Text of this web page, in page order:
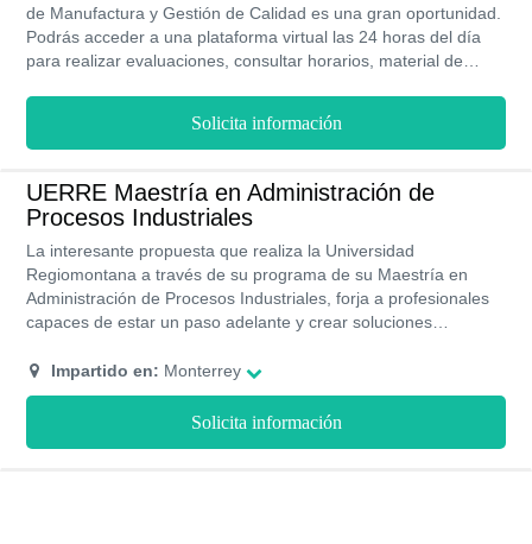
de Manufactura y Gestión de Calidad es una gran oportunidad.
Podrás acceder a una plataforma virtual las 24 horas del día
para realizar evaluaciones, consultar horarios, material de
tiempo. Los costos de estudiar una maestría en la UNITEC son
accesibles y cuentan con programas de becas de hasta un
Solicita información
UERRE Maestría en Administración de
Procesos Industriales
La interesante propuesta que realiza la Universidad
Regiomontana a través de su programa de su Maestría en
Administración de Procesos Industriales, forja a profesionales
capaces de estar un paso adelante y crear soluciones
contribuir a transformación con el objetivo de producir mejoras.
El modelo educativo brinda la posibilidad de consolidar lo
aprendido en situaciones y espacios reales. La UERRE
capacita para destacar en el ámbito laboral desde que ingresan
Impartido en: Monterrey
Solicita información